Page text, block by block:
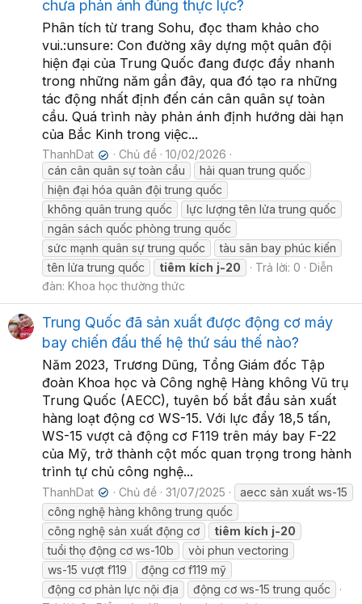
chưa phản ánh đúng thực lực?
Phân tích từ trang Sohu, đọc tham khảo cho
vui.:unsure: Con đường xây dựng một quân đội
hiện đại của Trung Quốc đang được đẩy nhanh
trong những năm gần đây, qua đó tạo ra những
tác động nhất định đến cán cân quân sự toàn
cầu. Quá trình này phản ánh định hướng dài hạn
của Bắc Kinh trong việc...
ThanhDat ✔ Chủ đề
10/02/2026
cán cân quân sự toàn cầu
hải quan trung quốc
hiện đại hóa quân đội trung quốc
không quân trung quốc
lực lượng tên lửa trung quốc
ngân sách quốc phòng trung quốc
sức mạnh quân sự trung quốc
tàu sân bay phúc kiến
tên lửa trung quốc
tiêm kích j-20 Trả lời: 0
Diễn
đàn: Khoa học thường thức
Trung Quốc đã sản xuất được động cơ máy
bay chiến đấu thế hệ thứ sáu thế nào?
Năm 2023, Trương Dũng, Tổng Giám đốc Tập
đoàn Khoa học và Công nghệ Hàng không Vũ trụ
Trung Quốc (AECC), tuyên bố bắt đầu sản xuất
hàng loạt động cơ WS-15. Với lực đẩy 18,5 tấn,
WS-15 vượt cả động cơ F119 trên máy bay F-22
của Mỹ, trở thành cột mốc quan trọng trong hành
trình tự chủ công nghệ...
ThanhDat ✔ Chủ đề 31/07/2025
aecc sản xuất ws-15
công nghệ hàng không trung quốc
công nghệ sản xuất động cơ
tiêm kích j-20
tuổi thọ động cơ ws-10b
vòi phun vectoring
ws-15 vượt f119
động cơ f119 mỹ
động cơ phản lực nội địa
động cơ ws-15 trung quốc